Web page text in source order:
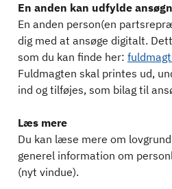
En anden kan udfylde
En anden person(en
dig med at ansøge digitalt.
som du kan finde her:
Fuldmagten skal printes ud,
ind og tilføjes, som bilag til
Læs mere
Du kan læse mere om
generel information om
(nyt vindue).